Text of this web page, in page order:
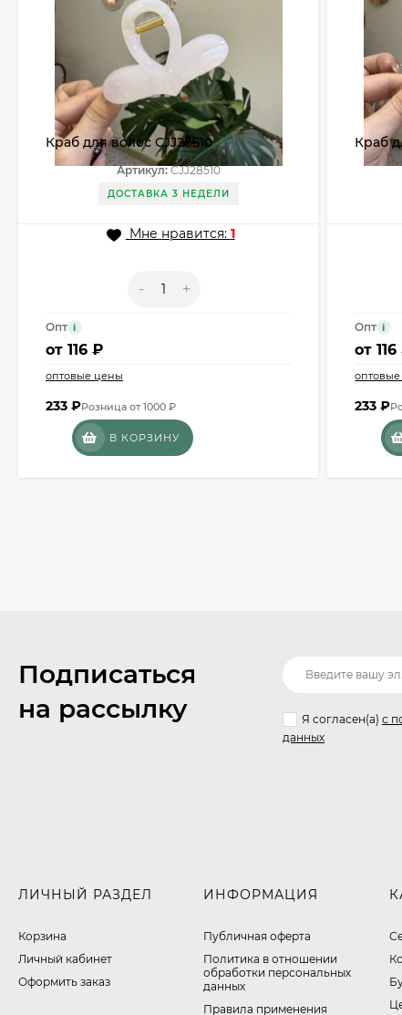
Краб для волос CJJ28510
Артикул:CJJ28510
ДОСТАВКА 3 НЕДЕЛИ
Мне нравится: 1
- +
Опт i
от 116 ₽
оптовые цены
233 ₽Розница от 1000 ₽
В КОРЗИНУ
Краб
Опт i
от
233₽
Подписаться
на рассылку
Я согласен(a) с
данных
ЛИЧНЫЙ РАЗДЕЛ
Корзина
Личный кабинет
Оформить заказ
ИНФОРМАЦИЯ
Публичная оферта
​Политика в отношении
обработки персональных
данных
Правила применения